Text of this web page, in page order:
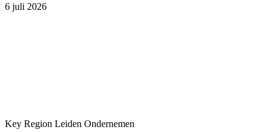
6 juli 2026
Key Region Leiden Ondernemen